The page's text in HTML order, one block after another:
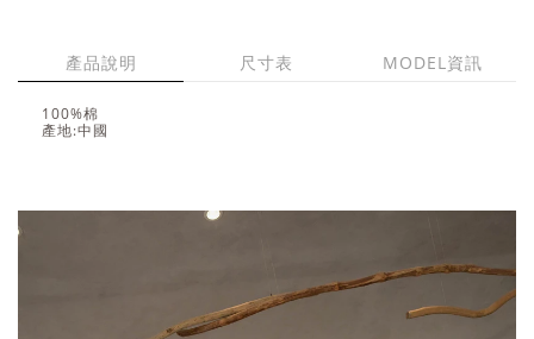
產品說明 尺寸表 MODEL資訊
100%棉
產地:中國